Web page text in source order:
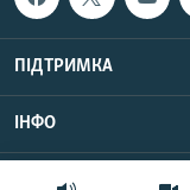
ПІДТРИМКА
ІНФО
©